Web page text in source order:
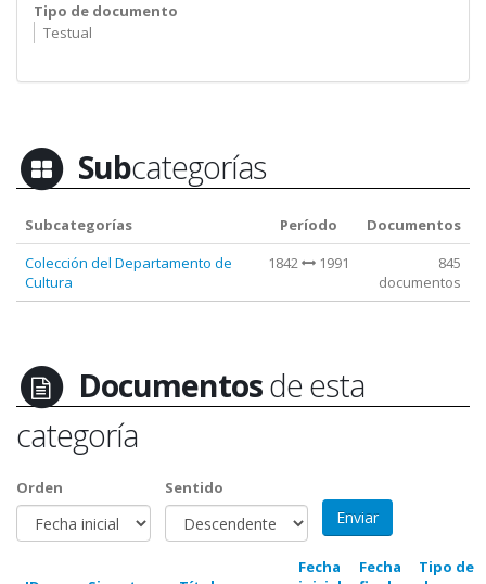
Tipo de documento
Testual
Subcategorías
Subcategorías Período
Documentos
Colección del Departamento de
Cultura
1842 1991
845
documentos
Documentosde esta
categoría
Orden Sentido
Fecha
Fecha
Tipo de